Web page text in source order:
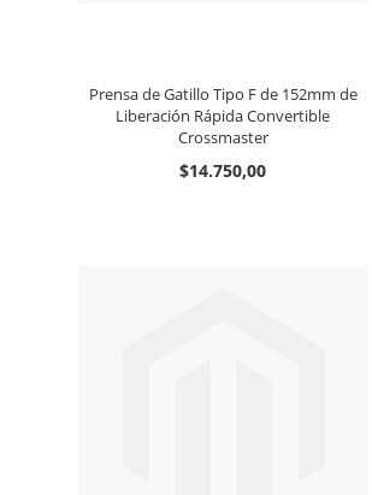
Prensa de Gatillo Tipo F de 152mm de
Liberación Rápida Convertible
Crossmaster
$14.750,00